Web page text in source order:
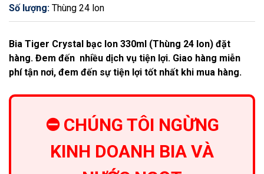
Số lượng: Thùng 24 lon
Bia Tiger Crystal bạc lon 330ml (Thùng 24 lon) đặt
hàng. Đem đến nhiều dịch vụ tiện lợi. Giao hàng miễn
phí tận nơi, đem đến sự tiện lợi tốt nhất khi mua hàng.
⛔ CHÚNG TÔI NGỪNG
KINH DOANH BIA VÀ